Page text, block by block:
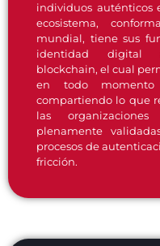
individuos auténticos
ecosistema,
mundial, tiene sus
identidad digital
blockchain, el cual
en todo
compartiendo lo que
las
plenamente
procesos de
fricción.